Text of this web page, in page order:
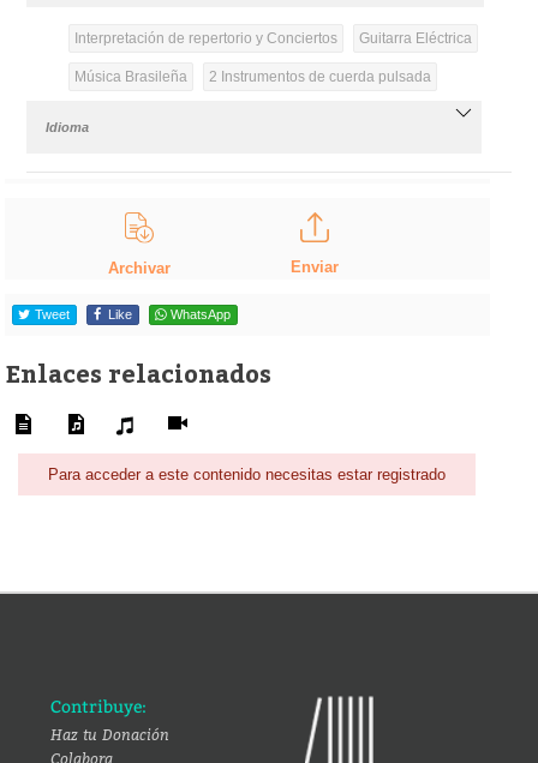
Interpretación de repertorio y Conciertos Guitarra Eléctrica
Música Brasileña 2 Instrumentos de cuerda pulsada
Idioma
Archivar Enviar
Tweet Like WhatsApp
Enlaces relacionados
Para acceder a este contenido necesitas estar registrado
Contribuye:
Haz tu Donación
Colabora